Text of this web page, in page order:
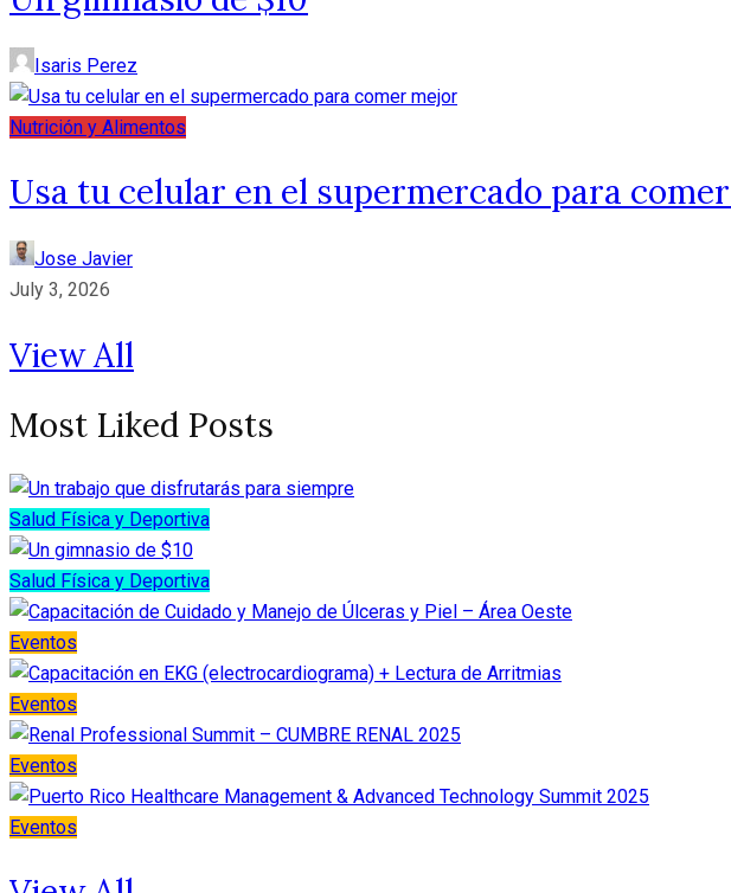
Isaris Perez
Nutrición y Alimentos
Usa tu celular en el supermercado para
Jose Javier
July 3, 2026
View All
Most Liked Posts
Salud Física y Deportiva
Salud Física y Deportiva
Eventos
Eventos
Eventos
Eventos